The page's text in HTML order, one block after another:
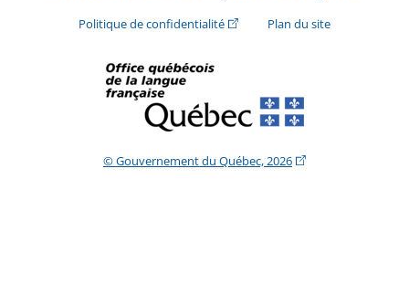
Politique de confidentialité(Cet hyperlien externe s'ouvrira
Plan du site
© Gouvernement du Québec, 2026(Cet hyperlien